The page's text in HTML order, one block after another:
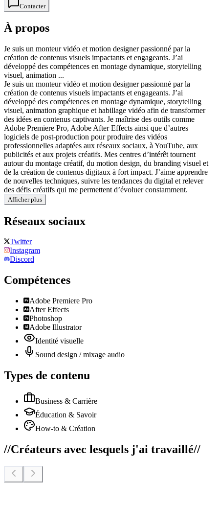
Contacter
À propos
Je suis un monteur vidéo et motion designer passionné par la
création de contenus visuels impactants et engageants. J’ai
développé des compétences en montage dynamique, storytelling
visuel, animation ...
Je suis un monteur vidéo et motion designer passionné par la
création de contenus visuels impactants et engageants. J’ai
développé des compétences en montage dynamique, storytelling
visuel, animation graphique et habillage vidéo afin de transformer
des idées en contenus captivants. Je maîtrise des outils comme
Adobe Premiere Pro, Adobe After Effects ainsi que d’autres
logiciels de post-production pour produire des vidéos
professionnelles adaptées aux réseaux sociaux, à YouTube, aux
publicités et aux projets créatifs. Mes centres d’intérêt tournent
autour du montage créatif, du motion design, du branding visuel et
de la création de contenus digitaux à fort impact. J’aime apprendre
de nouvelles techniques, suivre les tendances du digital et relever
des défis créatifs qui me permettent d’évoluer constamment.
Afficher plus
Réseaux sociaux
Twitter
Instagram
Discord
Compétences
Adobe Premiere Pro
After Effects
Photoshop
Adobe Illustrator
Identité visuelle
Sound design / mixage audio
Types de contenu
Business & Carrière
Éducation & Savoir
How-to & Création
//Créateurs avec lesquels j'ai travaillé//